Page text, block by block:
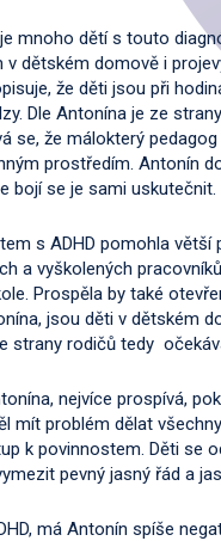
mnoho dětí s touto
dětském domově i
že děti jsou při
Dle Antonína je ze
se, že málokterý
prostředím. Antonín
bojí se je sami
s ADHD pomohla větší
a vyškolených
Prospěla by také
jsou děti v dětském
strany rodičů tedy
nejvíce prospívá,
mít problém dělat
k povinnostem. Děti se
pevný jasný řád a
má Antonín spíše